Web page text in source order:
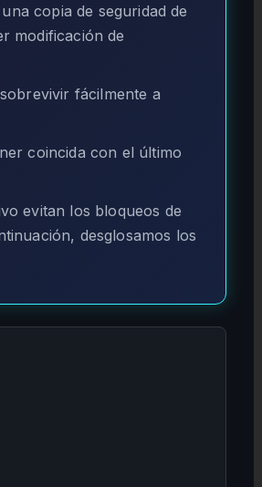
copia de seguridad de
modificación de
fácilmente a
coincida con el último
evitan los bloqueos de
desglosamos los